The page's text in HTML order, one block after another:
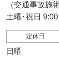
（交通事故施
土曜･祝日
定休日
日曜